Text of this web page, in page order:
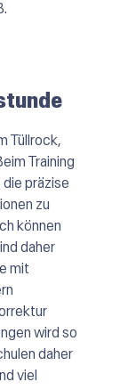
Tüllrock,
Training
präzise
zu
können
daher
mit
wird so
daher
viel